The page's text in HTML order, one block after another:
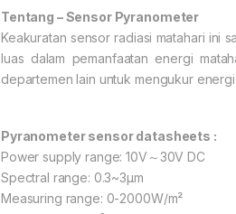
Tentang – Sensor Pyranometer
Keakuratan sensor radiasi matahari ini
luas dalam pemanfaatan energi
departemen lain untuk mengukur
Pyranometer sensor datasheets :
Power supply range: 10V～30V DC
Spectral range: 0.3~3μm
Measuring range: 0-2000W/m²